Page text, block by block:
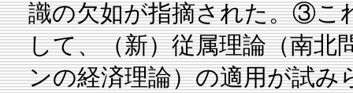
識の欠如が指摘された。③こ
して、（新）従属理論（南北
ンの経済理論）の適用が試み